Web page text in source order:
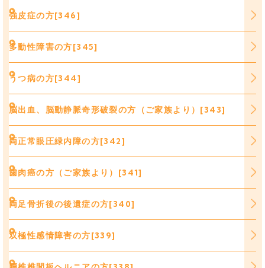
強皮症の方[346]
多動性障害の方[345]
うつ病の方[344]
脳出血、脳動静脈奇形破裂の方（ご家族より）[343]
両正常眼圧緑内障の方[342]
歯肉癌の方（ご家族より）[341]
両足骨折後の後遺症の方[340]
双極性感情障害の方[339]